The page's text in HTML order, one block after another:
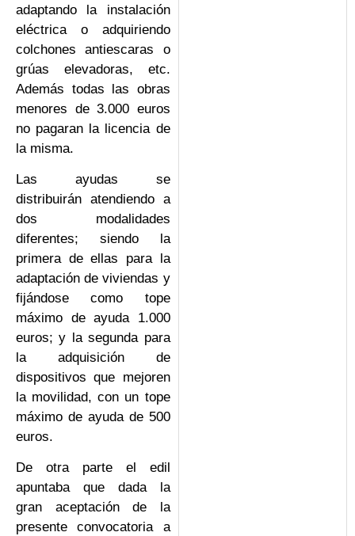
adaptando la instalación
eléctrica o adquiriendo
colchones antiescaras o
grúas elevadoras, etc.
Además todas las obras
menores de 3.000 euros
no pagaran la licencia de
la misma.
Las ayudas se
distribuirán atendiendo a
dos modalidades
diferentes; siendo la
primera de ellas para la
adaptación de viviendas y
fijándose como tope
máximo de ayuda 1.000
euros; y la segunda para
la adquisición de
dispositivos que mejoren
la movilidad, con un tope
máximo de ayuda de 500
euros.
De otra parte el edil
apuntaba que dada la
gran aceptación de la
presente convocatoria a